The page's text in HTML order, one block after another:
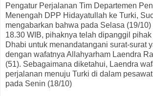
Pengatur Perjalanan Tim Departemen
Menengah DPP Hidayatullah ke Turki,
mengabarkan bahwa pada Selasa (19/10)
18.30 WIB, pihaknya telah dipanggil
Dhabi untuk menandatangani surat-surat
dengan wafatnya Allahyarham Laendra
(51). Sebagaimana diketahui, Laendra
perjalanan menuju Turki di dalam
pada Senin (18/10)